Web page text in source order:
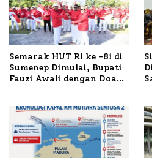
Semarak HUT RI ke -81 di
Sumenep Dimulai, Bupati
Fauzi Awali dengan Doa